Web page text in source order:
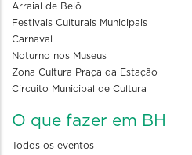
Arraial de Belô
Festivais Culturais Municipais
Carnaval
Noturno nos Museus
Zona Cultura Praça da Estação
Circuito Municipal de Cultura
O que fazer em BH
Todos os eventos